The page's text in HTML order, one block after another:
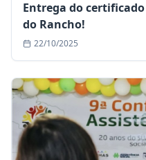
Entrega do
do Rancho!
22/10/2025